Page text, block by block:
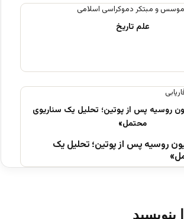
روسیه پس از پوتین؛ تحلیل یک
بنویسید